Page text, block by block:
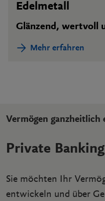
Edelmetall
Glänzend, wertvoll
Mehr erfahren
Vermögen ganzheit­lich
Private Banking
Sie möchten Ihr
entwickeln und über